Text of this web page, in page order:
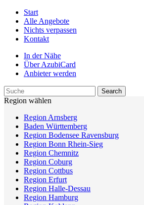
Start
Alle Angebote
Nichts verpassen
Kontakt
In der Nähe
Über AzubiCard
Anbieter werden
Region wählen
Region Arnsberg
Baden Württemberg
Region Bodensee Ravensburg
Region Bonn Rhein-Sieg
Region Chemnitz
Region Coburg
Region Cottbus
Region Erfurt
Region Halle-Dessau
Region Hamburg